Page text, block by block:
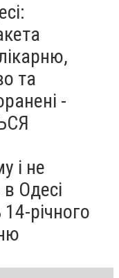
та
-
і не
Одесі
річного